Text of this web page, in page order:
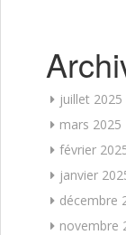
juillet 2025
mars 2025
février
janvier
décembre
novembre